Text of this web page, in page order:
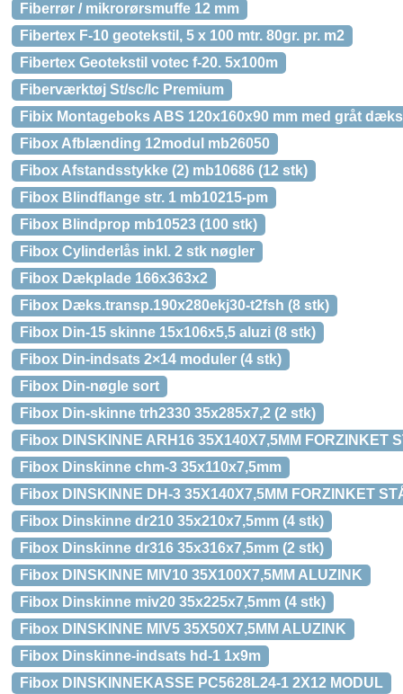
Fiberrør / mikrorørsmuffe 12 mm
Fibertex F-10 geotekstil, 5 x 100 mtr. 80gr. pr. m2
Fibertex Geotekstil votec f-20. 5x100m
Fiberværktøj St/sc/lc Premium
Fibix Montageboks ABS 120x160x90 mm med gråt
Fibox Afblænding 12modul mb26050
Fibox Afstandsstykke (2) mb10686 (12 stk)
Fibox Blindflange str. 1 mb10215-pm
Fibox Blindprop mb10523 (100 stk)
Fibox Cylinderlås inkl. 2 stk nøgler
Fibox Dækplade 166x363x2
Fibox Dæks.transp.190x280ekj30-t2fsh (8 stk)
Fibox Din-15 skinne 15x106x5,5 aluzi (8 stk)
Fibox Din-indsats 2×14 moduler (4 stk)
Fibox Din-nøgle sort
Fibox Din-skinne trh2330 35x285x7,2 (2 stk)
Fibox DINSKINNE ARH16 35X140X7,5MM FORZINKET
Fibox Dinskinne chm-3 35x110x7,5mm
Fibox DINSKINNE DH-3 35X140X7,5MM FORZINKET
Fibox Dinskinne dr210 35x210x7,5mm (4 stk)
Fibox Dinskinne dr316 35x316x7,5mm (2 stk)
Fibox DINSKINNE MIV10 35X100X7,5MM ALUZINK
Fibox Dinskinne miv20 35x225x7,5mm (4 stk)
Fibox DINSKINNE MIV5 35X50X7,5MM ALUZINK
Fibox Dinskinne-indsats hd-1 1x9m
Fibox DINSKINNEKASSE PC5628L24-1 2X12 MODUL